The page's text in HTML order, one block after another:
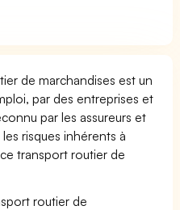
de marchandises est un
par des entreprises et
par les assureurs et
risques inhérents à
transport routier de
routier de